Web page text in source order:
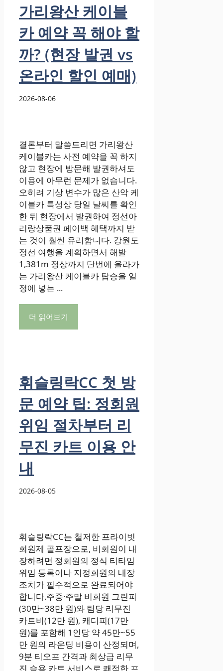
가리왕산 케이블
카 예약 꼭 해야 할
까? (현장 발권 vs
온라인 할인 예매)
2026-08-06
결론부터 말씀드리면 가리왕산
케이블카는 사전 예약을 꼭 하지
않고 현장에 방문해 발권하셔도
이용에 아무런 문제가 없습니다.
오히려 기상 변수가 많은 산악 케
이블카 특성상 당일 날씨를 확인
한 뒤 현장에서 발권하여 정선아
리랑상품권 페이백 혜택까지 받
는 것이 훨씬 유리합니다. 강원도
정선 여행을 계획하면서 해발
1,381m 정상까지 단번에 올라가
는 가리왕산 케이블카 탑승을 일
정에 넣는 ...
더 읽어보기
휘슬링락CC 첫 방
문 예약 팁: 정회원
위임 절차부터 리
무진 카트 이용 안
내
2026-08-05
휘슬링락CC는 철저한 프라이빗
회원제 골프장으로, 비회원이 내
장하려면 정회원의 정식 티타임
위임 등록이나 지정회원의 내장
조치가 필수적으로 완료되어야
합니다.주중·주말 비회원 그린피
(30만~38만 원)와 팀당 리무진
카트비(12만 원), 캐디피(17만
원)를 포함해 1인당 약 45만~55
만 원의 라운딩 비용이 산정되며,
9분 티오프 간격과 최상급 리무
진 승용 카트 서비스로 쾌적한 프